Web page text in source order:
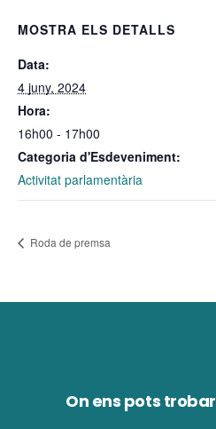
MOSTRA ELS DETALLS
Data:
4 juny, 2024
Hora:
16h00 - 17h00
Categoria d'Esdeveniment:
Activitat parlamentària
Roda de premsa
On ens pots trobar